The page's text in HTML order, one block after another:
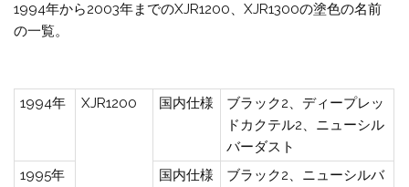
1994年から2003年までのXJR1200、XJR1300の塗色の名前
の一覧。
1994年 XJR1200 国内仕様
ブラック2、ディープレッ
ドカクテル2、ニューシル
バーダスト
1995年
国内仕様
ブラック2、ニューシルバ